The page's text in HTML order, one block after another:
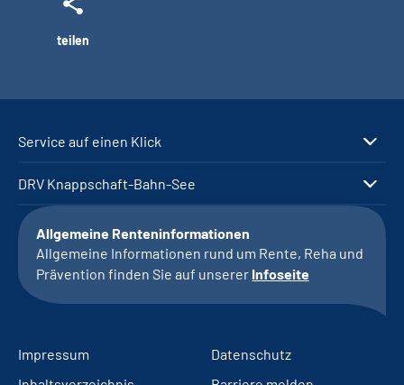
teilen
Service auf einen Klick
DRV Knappschaft-Bahn-See
Allgemeine Renteninformationen
Allgemeine Informationen rund um Rente, Reha und
Prävention finden Sie auf unserer Infoseite
Impressum
Datenschutz